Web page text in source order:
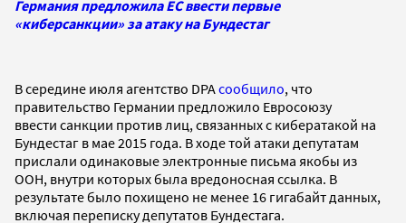
Германия предложила ЕС ввести первые
«киберсанкции» за атаку на Бундестаг
В середине июля агентство DPAсообщило, что
правительство Германии предложило Евросоюзу
ввести санкции против лиц, связанных с кибератакой на
Бундестаг в мае 2015 года. В ходе той атаки депутатам
прислали одинаковые электронные письма якобы из
ООН, внутри которых была вредоносная ссылка. В
результате было похищено не менее 16 гигабайт данных,
включая переписку депутатов Бундестага.